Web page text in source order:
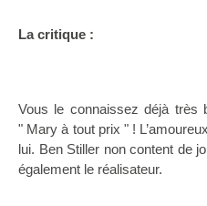
La critique :
Vous le connaissez déjà très
" Mary à tout prix " !
lui. Ben Stiller non content de
également le réalisateur.